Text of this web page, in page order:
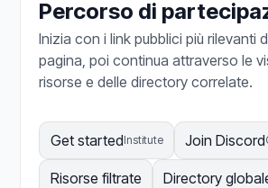
Percorso di
Inizia con i link pubblici più rilevanti
pagina, poi continua attraverso le
risorse e delle directory correlate.
Get startedInstitute Join Discord
Risorse filtrate Directory